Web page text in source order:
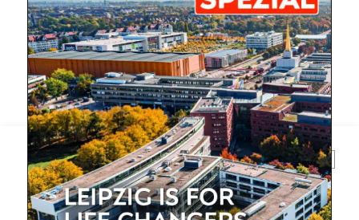
Mit dem |transkript-Newsletter
jede Woche aktuell informiert.
E-
Mail
(erforderlich)